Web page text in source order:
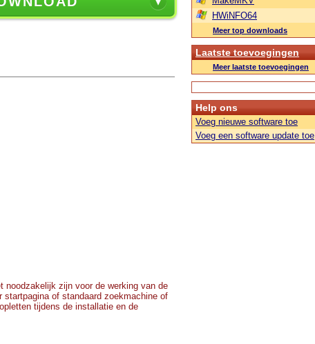
noodzakelijk zijn voor de werking van de
of standaard zoekmachine of
tijdens de installatie en de
HWiNFO64
Meer top downloads
Laatste toevoegingen
Meer laatste toevoegingen
Help ons
Voeg nieuwe software toe
Voeg een software update toe